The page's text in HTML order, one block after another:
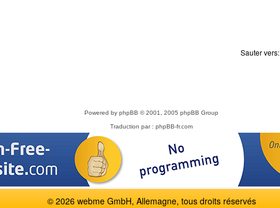
Sauter vers:
Powered by phpBB © 2001, 2005 phpBB Group
Traduction par : phpBB-fr.com
© 2026 webme GmbH, Allemagne, tous droits réservés